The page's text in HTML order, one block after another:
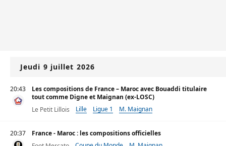
Jeudi 9 juillet 2026
20:43
Les compositions de France – Maroc avec Bouaddi titulaire
tout comme Digne et Maignan (ex-LOSC)
Le Petit Lillois
Lille Ligue 1 M. Maignan
20:37
France - Maroc : les compositions officielles